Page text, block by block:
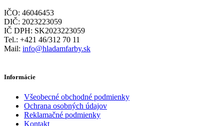
IČO: 46046453
DIČ: 2023223059
IČ DPH: SK2023223059
Tel.: +421 46/312 70 11
Mail: info@hladamfarby.sk
Informácie
Všeobecné obchodné podmienky
Ochrana osobných údajov
Reklamačné podmienky
Kontakt